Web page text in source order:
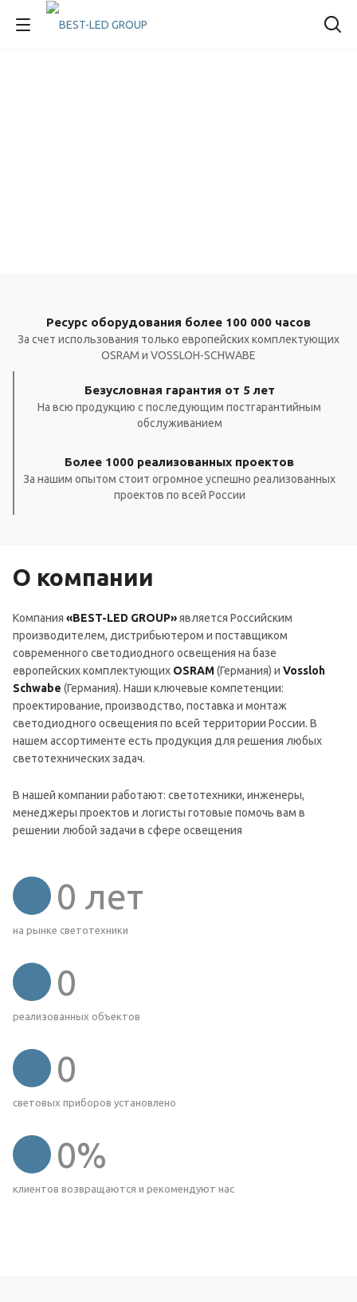
Ресурс оборудования более 100 000 часов
За счет использования только европейских комплектующих
OSRAM и VOSSLOH-SCHWABE
Безусловная гарантия от 5 лет
На всю продукцию с последующим постгарантийным
обслуживанием
Более 1000 реализованных проектов
За нашим опытом стоит огромное успешно реализованных
проектов по всей России
О компании
Компания «BEST-LED GROUP»является Российским
производителем, дистрибьютером и поставщиком
современного светодиодного освещения на базе
европейских комплектующих OSRAM(Германия) и Vossloh
Schwabe (Германия). Наши ключевые компетенции:
проектирование, производство, поставка и монтаж
светодиодного освещения по всей территории России. В
нашем ассортименте есть продукция для решения любых
светотехнических задач.
В нашей компании работают: светотехники, инженеры,
менеджеры проектов и логисты готовые помочь вам в
решении любой задачи в сфере освещения
0 лет
на рынке светотехники
0
реализованных объектов
0
световых приборов установлено
0%
клиентов возвращаются и рекомендуют нас